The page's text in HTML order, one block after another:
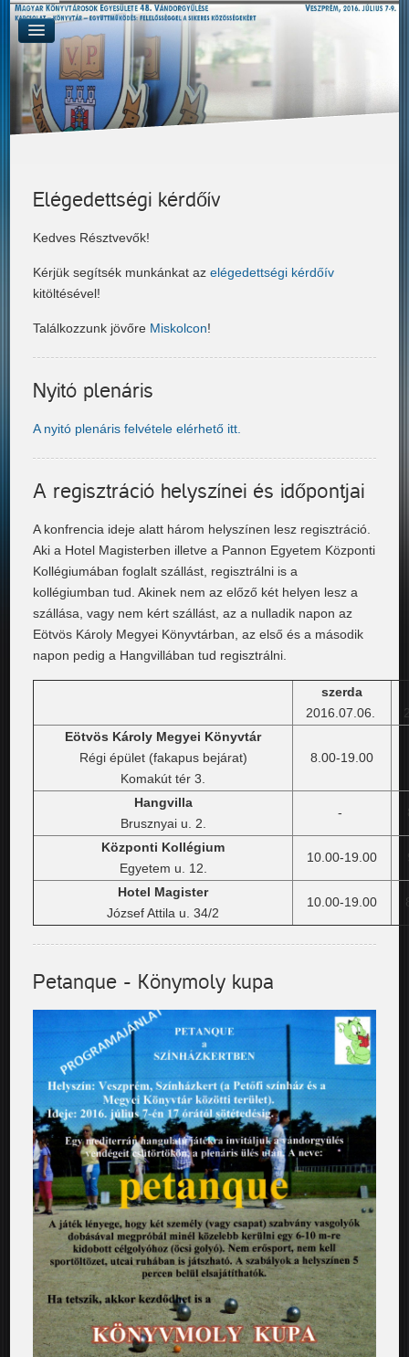
Elégedettségi kérdőív
Kedves Résztvevők!
Kérjük segítsék munkánkat azelégedettségi kérdőív
kitöltésével!
Találkozzunk jövőre Miskolcon!
Nyitó plenáris
A nyitó plenáris felvétele elérhető itt.
A regisztráció helyszínei és időpontjai
A konfrencia ideje alatt három helyszínen lesz regisztráció.
Aki a Hotel Magisterben illetve a Pannon Egyetem Központi
Kollégiumában foglalt szállást, regisztrálni is a
kollégiumban tud. Akinek nem az előző két helyen lesz a
szállása, vagy nem kért szállást, az a nulladik napon az
Eötvös Károly Megyei Könyvtárban, az első és a második
napon pedig a Hangvillában tud regisztrálni.
szerda
2016.07.06.
Eötvös Károly Megyei Könyvtár
Régi épület (fakapus bejárat)
Komakút tér 3.
8.00-19.00
Hangvilla
Brusznyai u. 2.
-
Központi Kollégium
Egyetem u. 12.
10.00-19.00
Hotel Magister
József Attila u. 34/2
10.00-19.00
Petanque - Könymoly kupa